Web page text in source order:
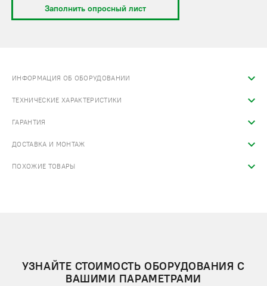
Заполнить опросный лист
ИНФОРМАЦИЯ ОБ ОБОРУДОВАНИИ
ТЕХНИЧЕСКИЕ ХАРАКТЕРИСТИКИ
ГАРАНТИЯ
ДОСТАВКА И МОНТАЖ
ПОХОЖИЕ ТОВАРЫ
УЗНАЙТЕ СТОИМОСТЬ ОБОРУДОВАНИЯ С
ВАШИМИ ПАРАМЕТРАМИ